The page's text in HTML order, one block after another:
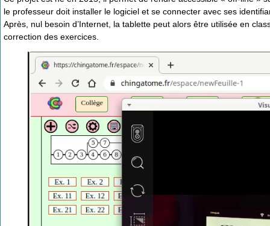
le professeur doit installer le logiciel et se connecter avec ses
Après, nul besoin d’Internet, la tablette peut alors être utilisée en
correction des exercices.